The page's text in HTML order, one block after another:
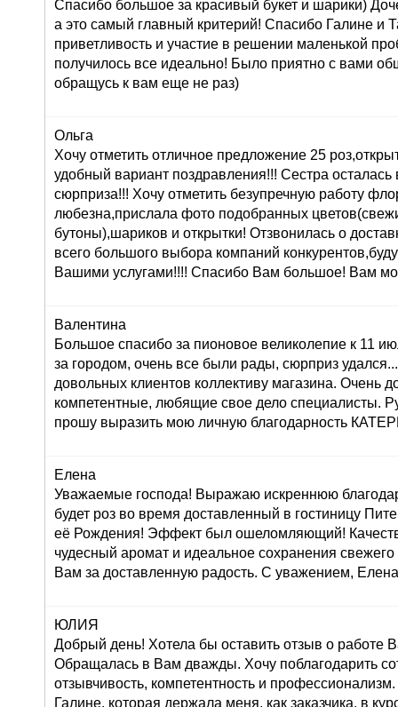
Спасибо большое за красивый букет и шарики)
а это самый главный критерий! Спасибо Галине и
приветливость и участие в решении маленькой
получилось все идеально! Было приятно с вами
обращусь к вам еще не раз)
Ольга
Хочу отметить отличное предложение 25
удобный вариант поздравления!!! Сестра осталась
сюрприза!!! Хочу отметить безупречную работу
любезна,прислала фото подобранных
бутоны),шариков и открытки! Отзвонилась о
всего большого выбора компаний
Вашими услугами!!!! Спасибо Вам большое! Вам
Валентина
Большое спасибо за пионовое великолепие к 11
за городом, очень все были рады, сюрприз
довольных клиентов коллективу магазина. Очень
компетентные, любящие свое дело специалисты.
прошу выразить мою личную благодарность
Елена
Уважаемые господа! Выражаю искреннюю
будет роз во время доставленный в гостиницу
её Рождения! Эффект был ошеломляющий!
чудесный аромат и идеальное сохранения
Вам за доставленную радость. С уважением,
ЮЛИЯ
Добрый день! Хотела бы оставить отзыв о работе
Обращалась в Вам дважды. Хочу поблагодарить
отзывчивость, компетентность и
Галине, которая держала меня, как заказчика, в